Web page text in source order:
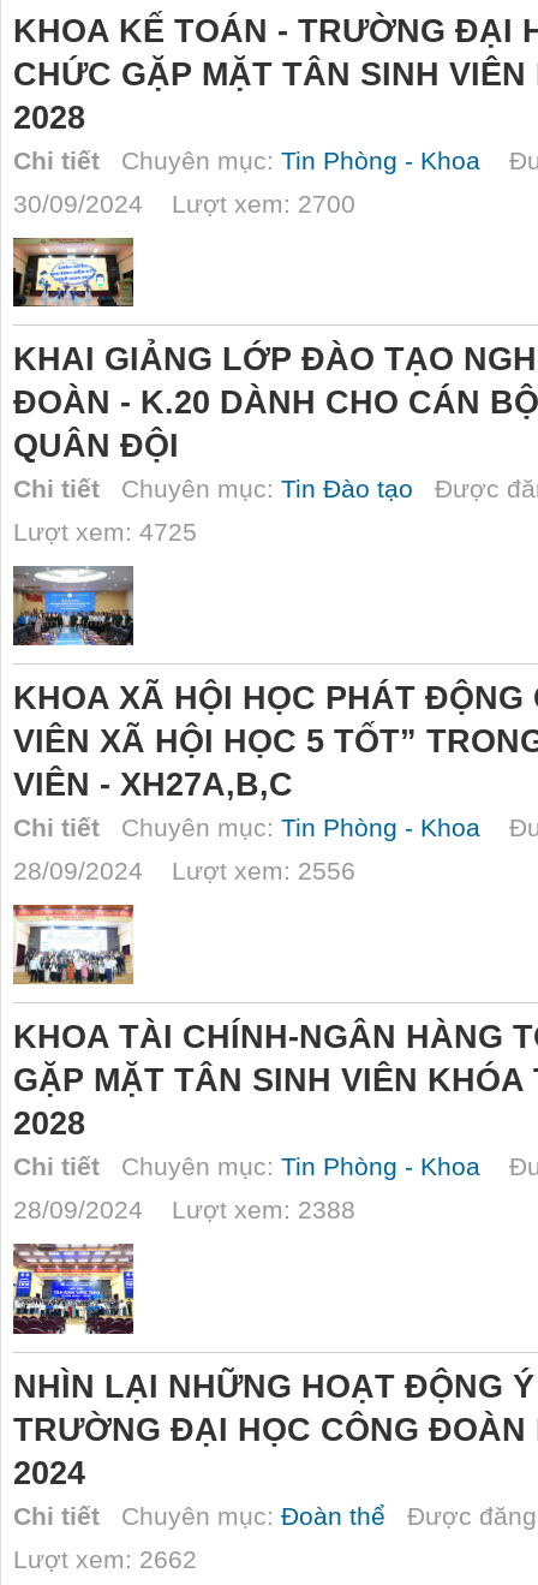
KHOA KẾ TOÁN - TRƯỜNG ĐẠI
CHỨC GẶP MẶT TÂN SINH
2028
Chi tiết Chuyên mục: Tin Phòng - Khoa
30/09/2024 Lượt xem: 2700
KHAI GIẢNG LỚP ĐÀO TẠO
ĐOÀN - K.20 DÀNH CHO CÁN
QUÂN ĐỘI
Chi tiết Chuyên mục: Tin Đào tạo Được
Lượt xem: 4725
KHOA XÃ HỘI HỌC PHÁT ĐỘNG
VIÊN XÃ HỘI HỌC 5 TỐT”
VIÊN - XH27A,B,C
Chi tiết Chuyên mục: Tin Phòng - Khoa
28/09/2024 Lượt xem: 2556
KHOA TÀI CHÍNH-NGÂN HÀNG
GẶP MẶT TÂN SINH VIÊN KHÓA
2028
Chi tiết Chuyên mục: Tin Phòng - Khoa
28/09/2024 Lượt xem: 2388
NHÌN LẠI NHỮNG HOẠT ĐỘNG
TRƯỜNG ĐẠI HỌC CÔNG ĐOÀN
2024
Chi tiết Chuyên mục: Đoàn thể Được
Lượt xem: 2662